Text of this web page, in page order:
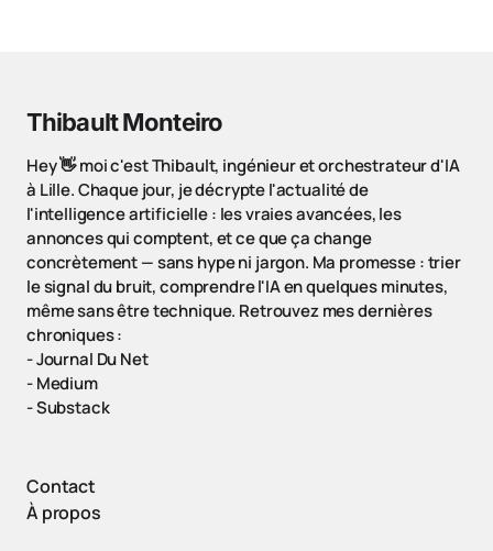
Thibault Monteiro
Hey 👋 moi c'est Thibault, ingénieur et orchestrateur d'IA
à Lille. Chaque jour, je décrypte l'actualité de
l'intelligence artificielle : les vraies avancées, les
annonces qui comptent, et ce que ça change
concrètement — sans hype ni jargon. Ma promesse : trier
le signal du bruit, comprendre l'IA en quelques minutes,
même sans être technique. Retrouvez mes dernières
chroniques :
-Journal Du Net
-Medium
-Substack
Contact
À propos